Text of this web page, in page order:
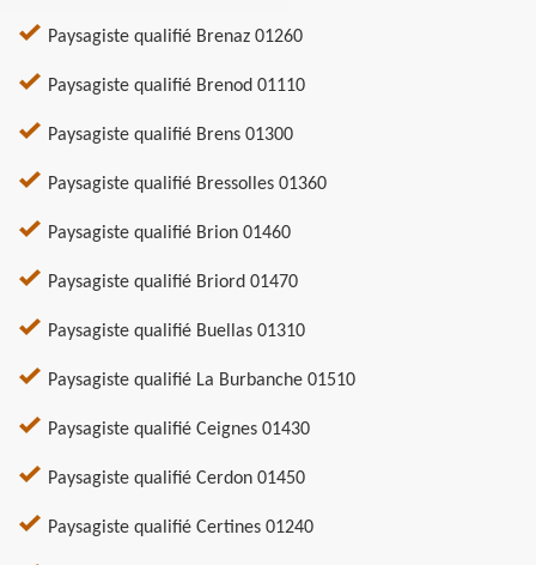
Paysagiste qualifié Brenaz 01260
Paysagiste qualifié Brenod 01110
Paysagiste qualifié Brens 01300
Paysagiste qualifié Bressolles 01360
Paysagiste qualifié Brion 01460
Paysagiste qualifié Briord 01470
Paysagiste qualifié Buellas 01310
Paysagiste qualifié La Burbanche 01510
Paysagiste qualifié Ceignes 01430
Paysagiste qualifié Cerdon 01450
Paysagiste qualifié Certines 01240